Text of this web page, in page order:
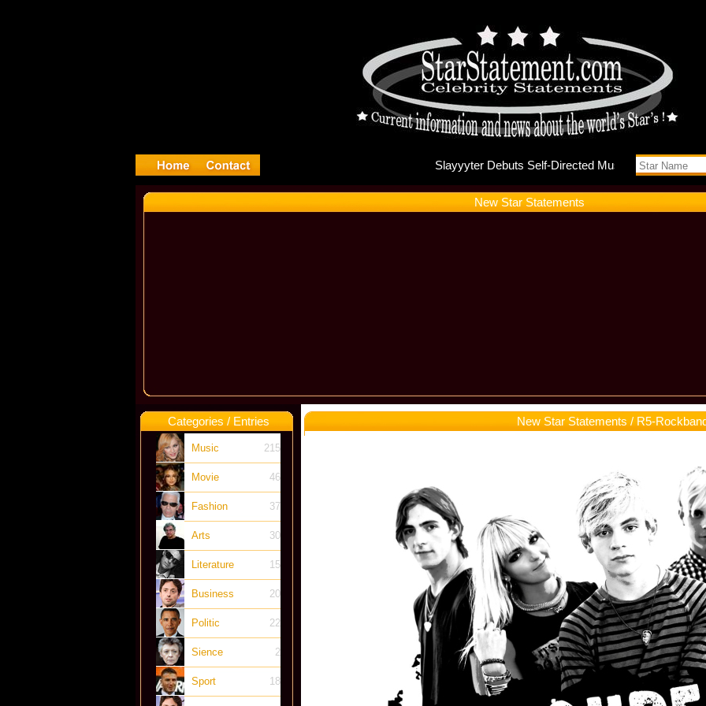
New Star Statements
Categories / Entries
Music 215
Movie 46
Fashion 37
Arts 30
Literature 15
Business 20
Politic 22
Sience 2
Sport 18
New Star Statements / R5-